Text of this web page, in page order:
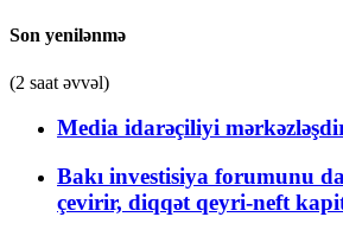
Son yenilənmə
(2 saat əvvəl)
Media idarəçiliyi
Bakı investisiya forumunu
çevirir, diqqət qeyri-neft